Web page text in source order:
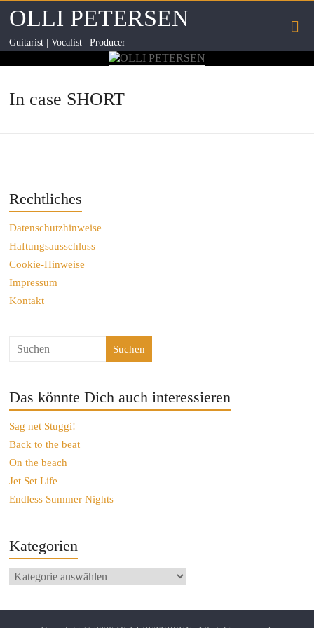
OLLI PETERSEN
Guitarist | Vocalist | Producer
In case SHORT
Rechtliches
Datenschutzhinweise
Haftungsausschluss
Cookie-Hinweise
Impressum
Kontakt
Suchen
Das könnte Dich auch interessieren
Sag net Stuggi!
Back to the beat
On the beach
Jet Set Life
Endless Summer Nights
Kategorien